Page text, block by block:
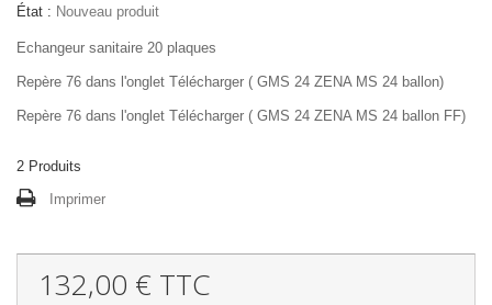
État : Nouveau produit
Echangeur sanitaire 20 plaques
Repère 76 dans l'onglet Télécharger ( GMS 24 ZENA MS 24 ballon)
Repère 76 dans l'onglet Télécharger ( GMS 24 ZENA MS 24 ballon FF)
2 Produits
Imprimer
132,00 € TTC